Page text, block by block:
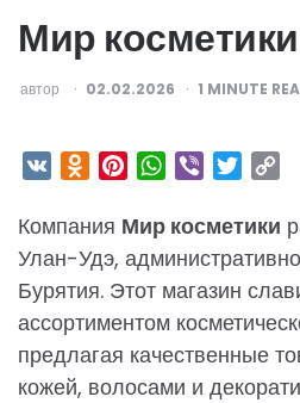
Мир косметики
ОПУБЛИКОВАНО
автор 02.02.2026 1 MINUTE
VK Odnoklassniki
PinterestWhatsApp
Viber Twitter
Компания Мир косметики
Улан-Удэ,
Бурятия. Этот магазин
ассортиментом
предлагая качественные
кожей, волосами и